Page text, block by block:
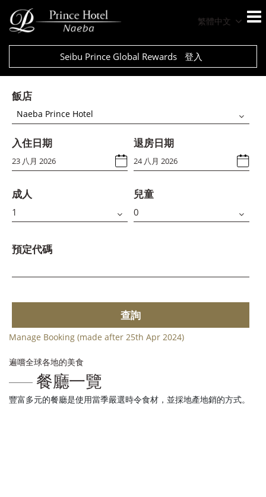
繁體中文
Seibu Prince Global Rewards 登入
飯店
Naeba Prince Hotel
入住日期 退房日期
成人 兒童
預定代碼
查詢
Manage Booking (made after 25th Apr 2024)
遍嚐全球各地的美食
餐廳一覽
豐富多元的餐廳是使用當季嚴選時令食材，並採地產地銷的方式。